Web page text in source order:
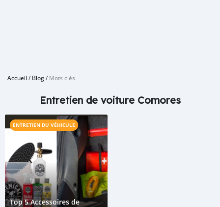
Accueil /Blog/Mots clés
Entretien de voiture Comores
ENTRETIEN DU VÉHICULE
Top 5 Accessoires de